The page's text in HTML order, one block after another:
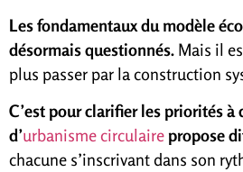
Les fondamentaux du modèle
désormais questionnés. Mais il
plus passer par la construction
C’est pour clarifier les priorités
d’urbanisme circulaire propose
chacune s’inscrivant dans son